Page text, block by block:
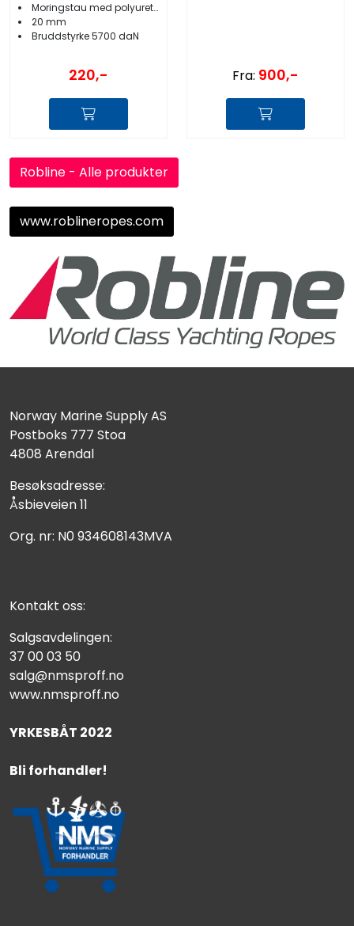
Moringstau med polyuretanbelegg
20 mm
Bruddstyrke 5700 daN
220,- Fra: 900,-
Robline - Alle produkter
www.roblineropes.com
Norway Marine Supply AS
Postboks 777 Stoa
4808 Arendal
Besøksadresse:
Åsbieveien 11
Org. nr: N0 934608143MVA
Kontakt oss:
Salgsavdelingen:
37 00 03 50
salg@nmsproff.no
www.nmsproff.no
YRKESBÅT 2022
Bli forhandler!